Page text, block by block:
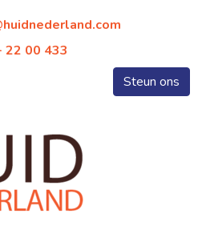
22 00 433
Steun ons